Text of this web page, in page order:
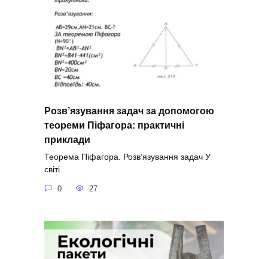
Розв’язування задач за допомогою
теореми Піфагора: практичні
приклади
Теорема Піфагора. Розв’язування задач У
світі
0 27